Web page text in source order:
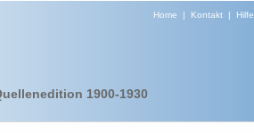
Home | Kontakt| Hilfe
1900-1930